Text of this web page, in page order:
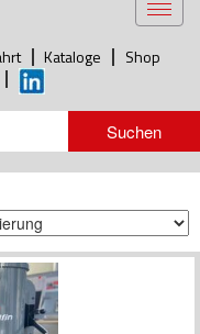
Kataloge
Shop